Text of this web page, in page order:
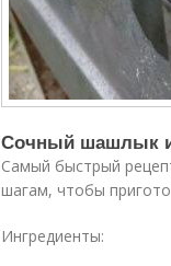
Сочный шашлык
Самый быстрый
шагам, чтобы
Ингредиенты: